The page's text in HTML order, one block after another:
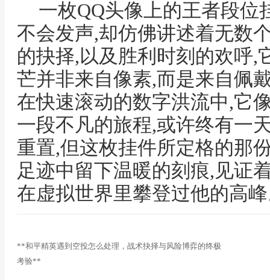
一枚QQ头像上的王者段位
不会发声,却仿佛讲述着无数
的抉择,以及胜利时刻的欢呼,
芒并非来自像素,而是来自佩
在快速滚动的数字洪流中,它
一段不凡的旅程,或许终有一
重置,但这枚挂件所定格的那
足迹中留下温暖的刻痕,见证
在虚拟世界里攀登过他的高
**和平精英遇到空投怎么处理，战术抉择与风险博弈的终极
考验**